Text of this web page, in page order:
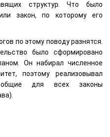
структур. Что было
закон, по которому его
по этому поводу разнятся.
было сформировано
Он набирал численное
поэтому реализовывал
общие для всех законы